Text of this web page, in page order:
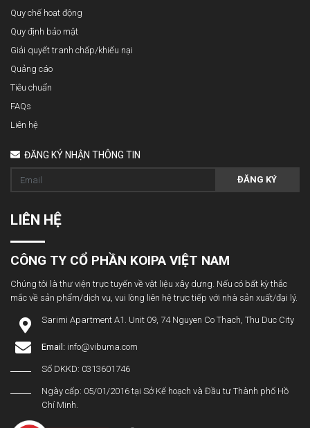
Quy chế hoạt động
Quy định bảo mật
Giải quyết tranh chấp/khiếu nại
Quảng cáo
Tiêu chuẩn
FAQs
Liên hệ
ĐĂNG KÝ NHẬN THÔNG TIN
ĐĂNG KÝ
LIÊN HỆ
CÔNG TY CỔ PHẦN KOIPA VIỆT NAM
Chúng tôi là thư viện trực tuyến về vật liệu xây dựng. Nếu có bất kỳ thắc
mắc về sản phẩm/dịch vụ, vui lòng liên hệ trực tiếp với nhà sản xuất/đại lý.
Sarimi Apartment A1. Unit 09, 74 Nguyen Co Thach, Thu Duc City
Email: info@vibuma.com
Số DKKD: 0313601746
Ngày cấp: 05/01/2016 tại Sở Kế hoạch và Đầu tư Thành phố Hồ
Chí Minh.